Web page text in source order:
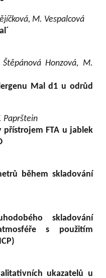
M. Vespalcová
Honzová, M.
Mal d1 u odrůd
Paprštein
FTA u jablek
během skladování
skladování
s použitím
ukazatelů u